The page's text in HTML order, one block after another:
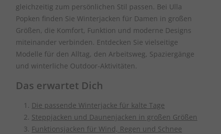
gleichzeitig zum persönlichen Stil passen. Bei Ulla
Popken finden Sie Winterjacken für Damen in großen
Größen, die Komfort, Funktion und moderne Designs
miteinander verbinden. Entdecken Sie vielseitige
Modelle für den Alltag, den Arbeitsweg, Spaziergänge
und winterliche Outdoor-Aktivitäten.
Das erwartet Dich
Die passende Winterjacke für kalte Tage
Steppjacken und Daunenjacken in großen Größen
Funktionsjacken für Wind, Regen und Schnee